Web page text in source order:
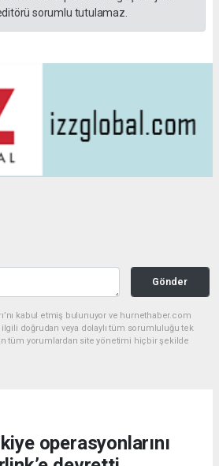
sorumlu tutulamaz.
Gönder
kabul etmiş bulunuyor ve hurnethaber.com
ilgili doğrudan veya dolaylı tüm sorumluluğu tek
tüm yorumlardan site yönetimi hiçbir şekilde
operasyonlarını